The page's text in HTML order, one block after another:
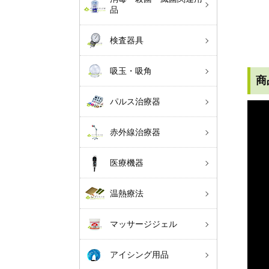
品
検査器具
吸玉・吸角
パルス治療器
赤外線治療器
医療機器
温熱療法
マッサージジェル
アイシング用品
商